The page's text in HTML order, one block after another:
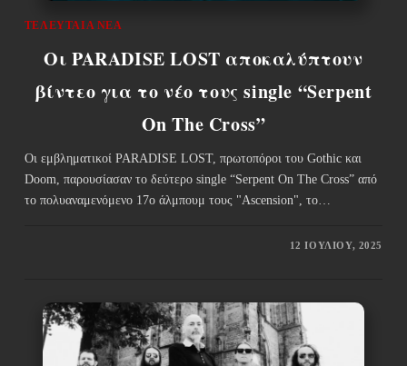
ΤΕΛΕΥΤΑΊΑ ΝΈΑ
Οι PARADISE LOST αποκαλύπτουν
βίντεο για το νέο τους single “Serpent
On The Cross”
Οι εμβληματικοί PARADISE LOST, πρωτοπόροι του Gothic και
Doom, παρουσίασαν το δεύτερο single “Serpent On The Cross” από
το πολυαναμενόμενο 17ο άλμπουμ τους "Ascension", το…
12 ΙΟΥΛΊΟΥ, 2025